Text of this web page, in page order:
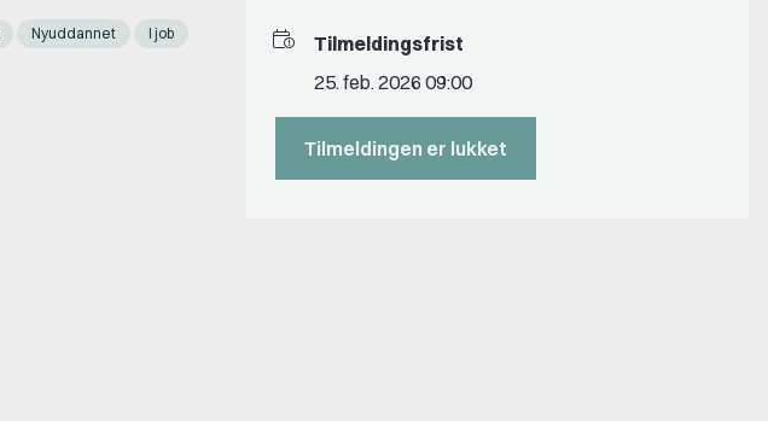
Nyuddannet I job
Tilmeldingsfrist
25. feb. 2026 09:00
Tilmeldingen er lukket